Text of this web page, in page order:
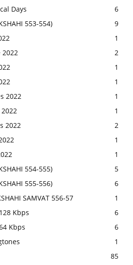
Days
6
553-554)
9
1
2
1
1
2022
1
1
2022
2
1
1
554-555)
5
555-556)
6
SAMVAT 556-57
1
Kbps
6
Kbps
6
1
85